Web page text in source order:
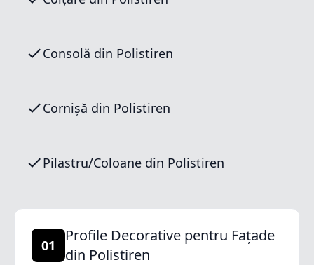
Consolă din Polistiren
Cornișă din Polistiren
Pilastru/Coloane din Polistiren
01
Profile Decorative pentru Fațade
din Polistiren